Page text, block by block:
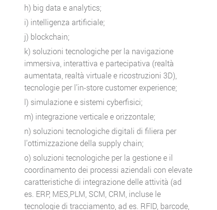
h) big data e analytics;
i) intelligenza artificiale;
j) blockchain;
k) soluzioni tecnologiche per la navigazione
immersiva, interattiva e partecipativa (realtà
aumentata, realtà virtuale e ricostruzioni 3D),
tecnologie per l’in-store customer experience;
l) simulazione e sistemi cyberfisici;
m) integrazione verticale e orizzontale;
n) soluzioni tecnologiche digitali di filiera per
l’ottimizzazione della supply chain;
o) soluzioni tecnologiche per la gestione e il
coordinamento dei processi aziendali con elevate
caratteristiche di integrazione delle attività (ad
es. ERP, MES,PLM, SCM, CRM, incluse le
tecnologie di tracciamento, ad es. RFID, barcode,